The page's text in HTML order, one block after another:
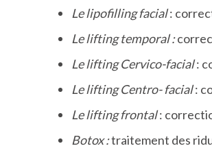
Le lipofilling facial:
Le lifting temporal :
Lelifting Cervico-facial:
Lelifting Centro- facial:
Le lifting frontal:
Botox :traitement des